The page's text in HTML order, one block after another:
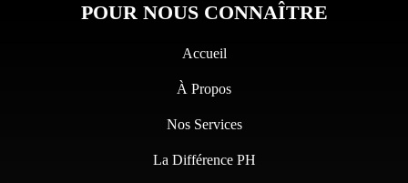
POUR NOUS CONNAÎTRE
Accueil
À Propos
Nos Services
La Différence PH